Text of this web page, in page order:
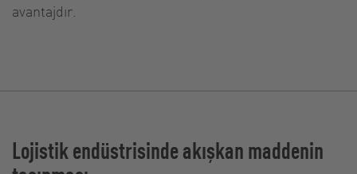
avantajdır.
Lojistik endüstrisinde akışkan maddenin